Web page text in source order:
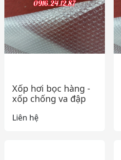
Xốp hơi bọc hàng -
xốp chống va đập
Liên hệ